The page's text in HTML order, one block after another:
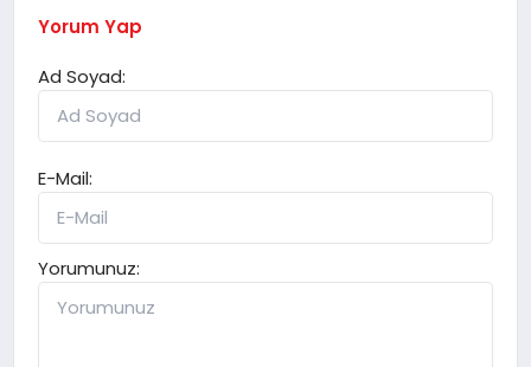
Yorum Yap
Ad Soyad:
E-Mail:
Yorumunuz: